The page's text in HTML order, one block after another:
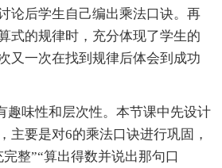
论后学生自己编出乘法口诀。再
式的规律时，充分体现了学生的
又一次在找到规律后体会到成功
趣味性和层次性。本节课中先设计
主要是对6的乘法口诀进行巩固，
整”“算出得数并说出那句口